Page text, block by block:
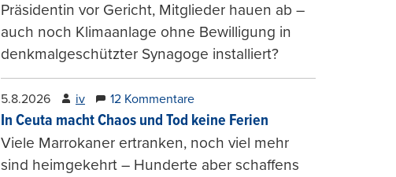
Präsidentin vor Gericht, Mitglieder hauen ab –
auch noch Klimaanlage ohne Bewilligung in
denkmalgeschützter Synagoge installiert?
5.8.2026 iv 12 Kommentare
In Ceuta macht Chaos und Tod keine Ferien
Viele Marrokaner ertranken, noch viel mehr
sind heimgekehrt – Hunderte aber schaffens